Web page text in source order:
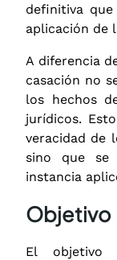
definitiva
aplicación de
A diferencia
casación no
los hechos
jurídicos.
veracidad de
sino que
instancia
Objetivo
El objetivo